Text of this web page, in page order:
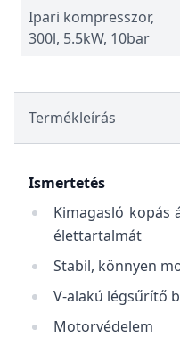
Ipari kompresszor,
300l, 5.5kW, 10bar
Termékleírás
Ismertetés
Kimagasló kopás
élettartalmát
Stabil, könnyen
V-alakú légsűrítő
Motorvédelem